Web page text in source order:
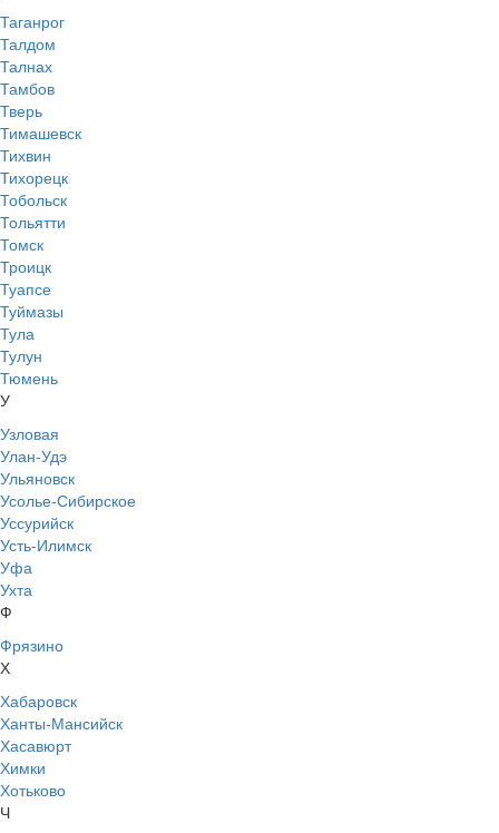
Таганрог
Талдом
Талнах
Тамбов
Тверь
Тимашевск
Тихвин
Тихорецк
Тобольск
Тольятти
Томск
Троицк
Туапсе
Туймазы
Тула
Тулун
Тюмень
У
Узловая
Улан-Удэ
Ульяновск
Усолье-Сибирское
Уссурийск
Усть-Илимск
Уфа
Ухта
Ф
Фрязино
Х
Хабаровск
Ханты-Мансийск
Хасавюрт
Химки
Хотьково
Ч